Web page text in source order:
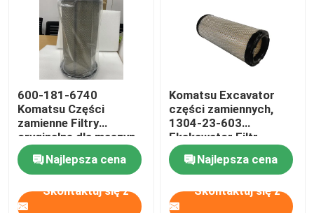
600-181-6740
Komatsu Części
zamienne Filtry
oryginalne dla maszyn
budowlanych
Najlepsza cena
Skontaktuj się z
Komatsu Excavator
części zamiennych,
1304-23-603
Ekskawator Filtr
powietrza Set
Najlepsza cena
Skontaktuj się z